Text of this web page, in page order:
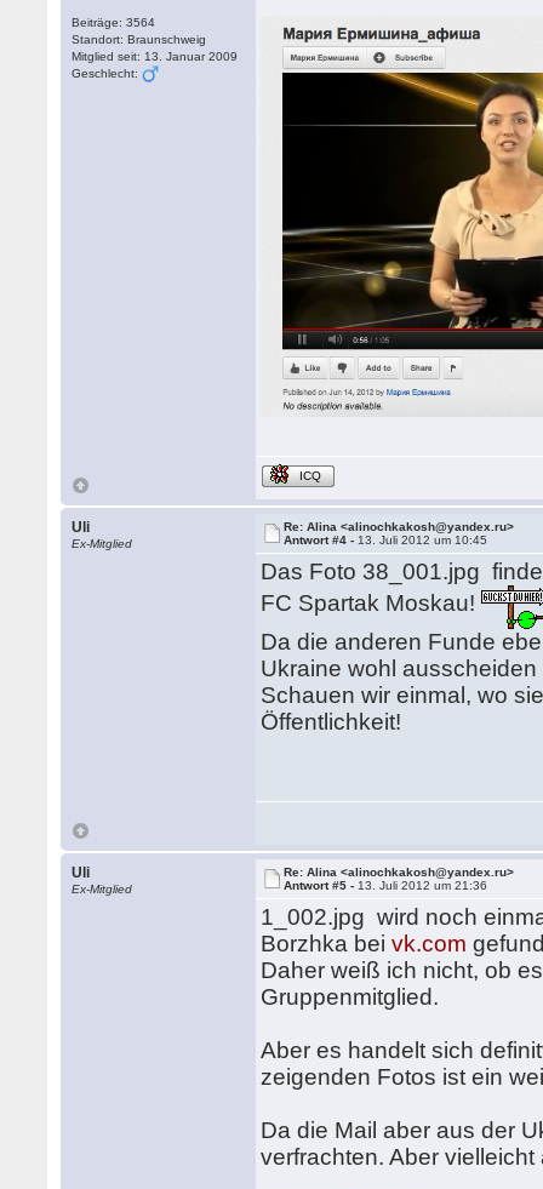
Beiträge: 3564
Standort: Braunschweig
Mitglied seit: 13. Januar 2009
Geschlecht:
ICQ
Uli
Ex-Mitglied
Re: Alina <alinochkakosh@yandex.ru>
Antwort #4 - 13. Juli 2012 um 10:45
Das Foto 38_001.jpg
FC Spartak Moskau!
Da die anderen Funde
Ukraine wohl
Schauen wir einmal, wo
Öffentlichkeit!
Uli
Ex-Mitglied
Re: Alina <alinochkakosh@yandex.ru>
Antwort #5 - 13. Juli 2012 um 21:36
1_002.jpg wird noch
Borzhka beivk.com
Daher weiß ich nicht, ob
Gruppenmitglied.
Aber es handelt sich
zeigenden Fotos ist ein
Da die Mail aber aus der
verfrachten. Aber